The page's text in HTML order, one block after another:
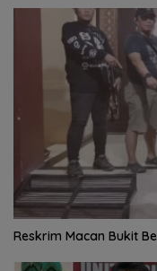
Reskrim Macan Bukit